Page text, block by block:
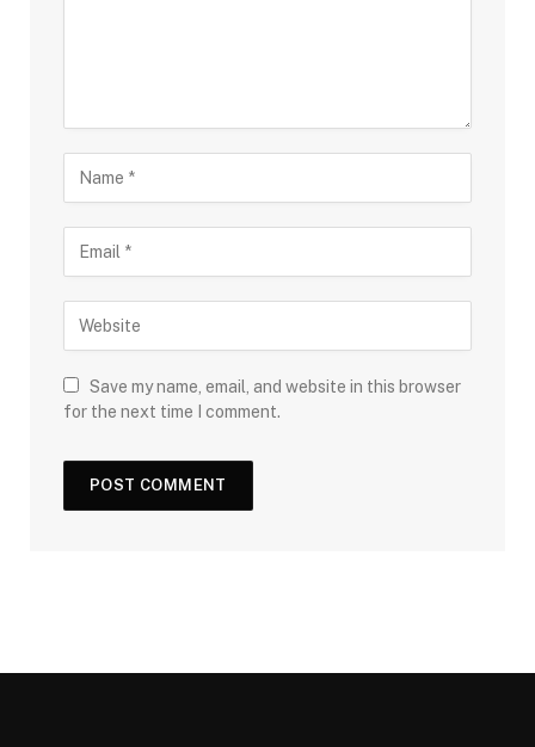
Save my name, email, and website in this browser
for the next time I comment.